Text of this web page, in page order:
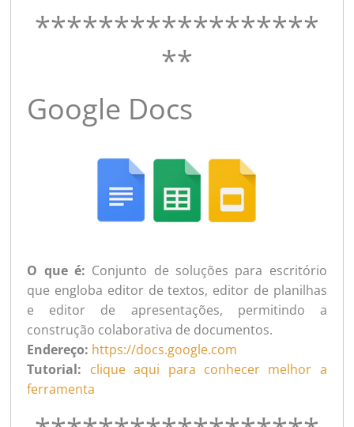
******************
**
Google Docs
O que é: Conjunto de soluções para escritório
que engloba editor de textos, editor de planilhas
e editor de apresentações, permitindo a
construção colaborativa de documentos.
Endereço: https://docs.google.com
Tutorial: clique aqui para conhecer melhor a
ferramenta